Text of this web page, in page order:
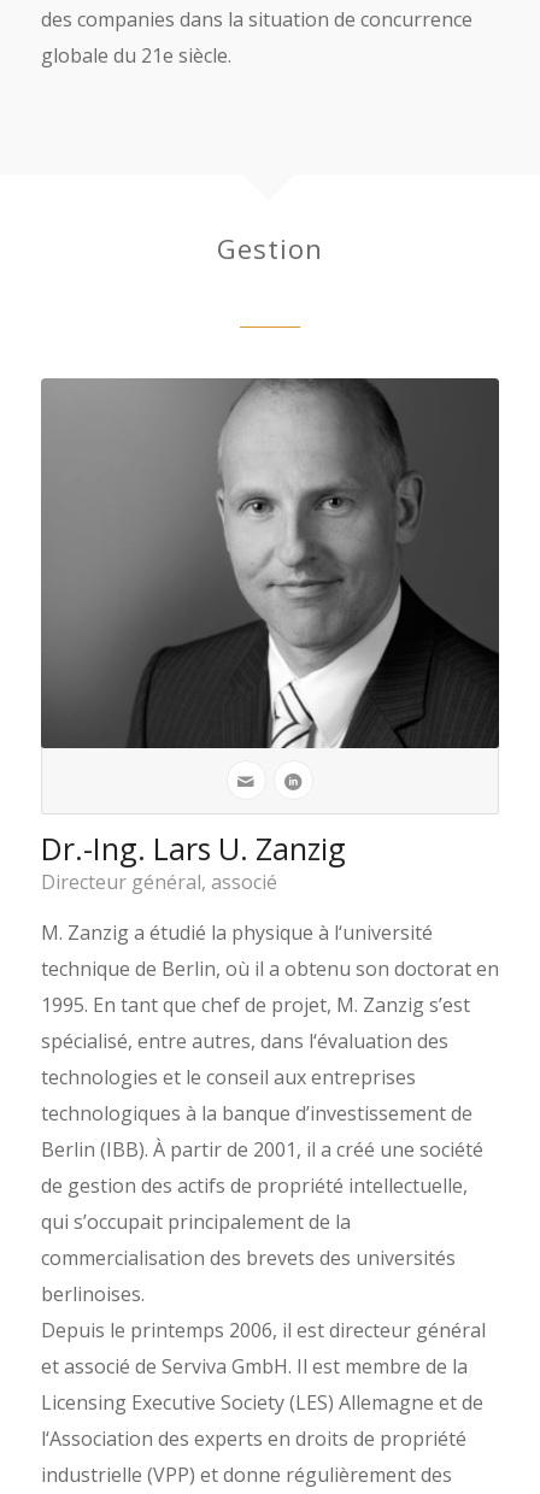
des companies dans la situation de concurrence
globale du 21e siècle.
Gestion
Dr.-Ing. Lars U. Zanzig
Directeur général, associé
M. Zanzig a étudié la physique à l‘université
technique de Berlin, où il a obtenu son doctorat en
1995. En tant que chef de projet, M. Zanzig s’est
spécialisé, entre autres, dans l‘évaluation des
technologies et le conseil aux entreprises
technologiques à la banque d’investissement de
Berlin (IBB). À partir de 2001, il a créé une société
de gestion des actifs de propriété intellectuelle,
qui s’occupait principalement de la
commercialisation des brevets des universités
berlinoises.
Depuis le printemps 2006, il est directeur général
et associé de Serviva GmbH. Il est membre de la
Licensing Executive Society (LES) Allemagne et de
l‘Association des experts en droits de propriété
industrielle (VPP) et donne régulièrement des